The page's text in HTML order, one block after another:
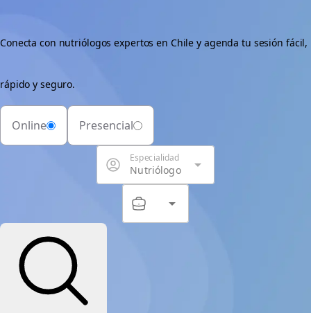
Conecta con nutriólogos expertos en Chile y agenda tu sesión fácil,
rápido y seguro.
Online Presencial
Nutriólogo
Especialidad arrow_drop_down
Servicio
arrow_drop_down